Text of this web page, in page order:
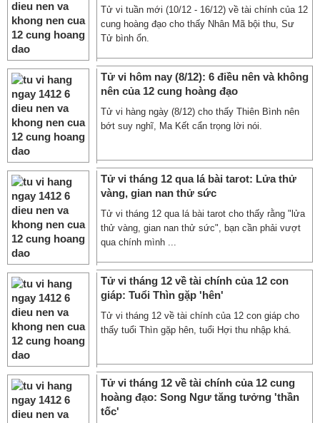
Tử vi tuần mới (10/12 - 16/12) về tài chính của 12
cung hoàng đạo cho thấy Nhân Mã bội thu, Sư
Tử bình ổn.
Tử vi hôm nay (8/12): 6 điều nên và không
nên của 12 cung hoàng đạo
Tử vi hàng ngày (8/12) cho thấy Thiên Bình nên
bớt suy nghĩ, Ma Kết cẩn trọng lời nói.
Tử vi tháng 12 qua lá bài tarot: Lửa thử
vàng, gian nan thử sức
Tử vi tháng 12 qua lá bài tarot cho thấy rằng "lửa
thử vàng, gian nan thử sức", bạn cần phải vượt
qua chính mình ...
Tử vi tháng 12 về tài chính của 12 con
giáp: Tuổi Thìn gặp 'hên'
Tử vi tháng 12 về tài chính của 12 con giáp cho
thấy tuổi Thìn gặp hên, tuổi Hợi thu nhập khá.
Tử vi tháng 12 về tài chính của 12 cung
hoàng đạo: Song Ngư tăng tưởng 'thần
tốc'